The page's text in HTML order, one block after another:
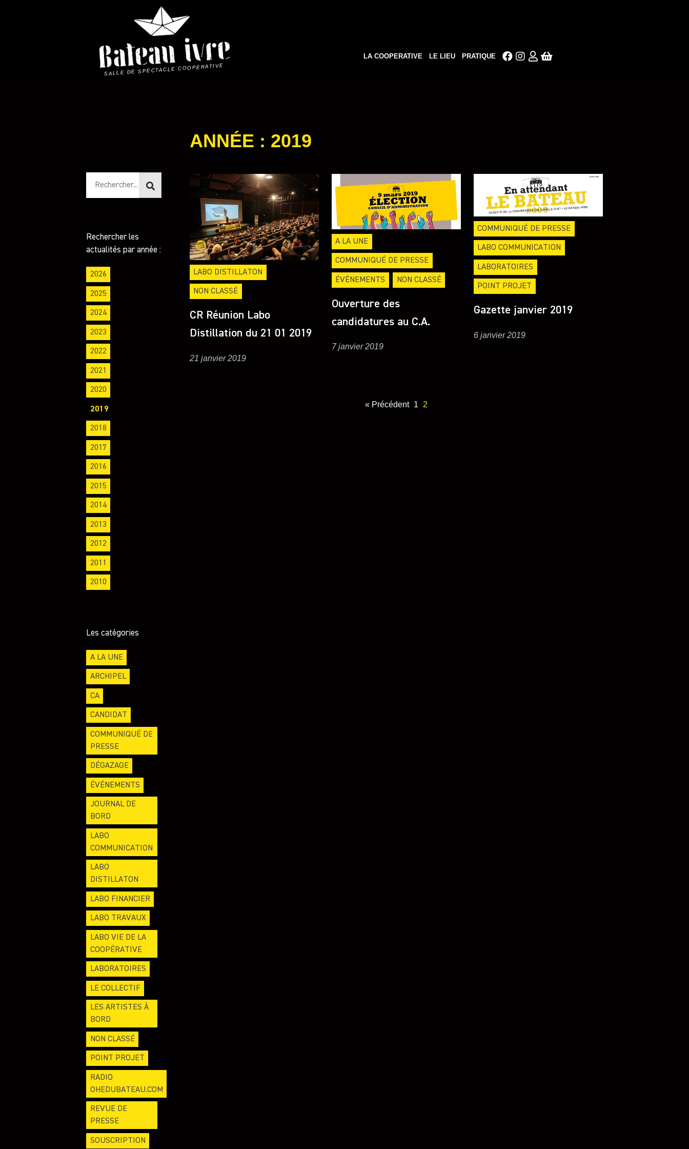
SALLE DE SPECTACLE COOPÉRATIVE
LA COOPERATIVE LE LIEU PRATIQUE
Rechercher les
actualités par année :
2026
2025
2024
2023
2022
2021
2020
2019
2018
2017
2016
2015
2014
2013
2012
2011
2010
Les catégories
A LA UNE
ARCHIPEL
CA
CANDIDAT
COMMUNIQUÉ DE
PRESSE
DÉGAZAGE
ÉVÉNEMENTS
JOURNAL DE
BORD
LABO
COMMUNICATION
LABO
DISTILLATON
LABO FINANCIER
LABO TRAVAUX
LABO VIE DE LA
COOPÉRATIVE
LABORATOIRES
LE COLLECTIF
LES ARTISTES À
BORD
NON CLASSÉ
POINT PROJET
RADIO
OHEDUBATEAU.COM
REVUE DE
PRESSE
SOUSCRIPTION
ANNÉE : 2019
LABO DISTILLATON
NON CLASSÉ
CR Réunion Labo
Distillation du 21 01 2019
21 janvier 2019
A LA UNE
COMMUNIQUÉ DE PRESSE
ÉVÉNEMENTS NON CLASSÉ
Ouverture des
candidatures au C.A.
7 janvier 2019
COMMUNIQUÉ DE PRESSE
LABO COMMUNICATION
LABORATOIRES
POINT PROJET
Gazette janvier 2019
6 janvier 2019
« Précédent 1 2